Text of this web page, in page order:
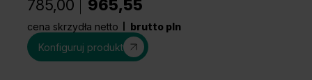
785,00 965,55
cena skrzydła netto
brutto pln
Konfiguruj produkt